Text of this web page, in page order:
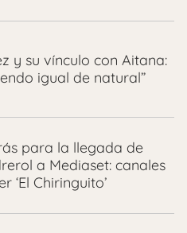
y su vínculo con Aitana:
igual de natural”
para la llegada de
a Mediaset: canales
‘El Chiringuito’